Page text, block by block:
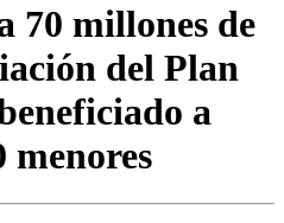
70 millones de
del Plan
a
menores